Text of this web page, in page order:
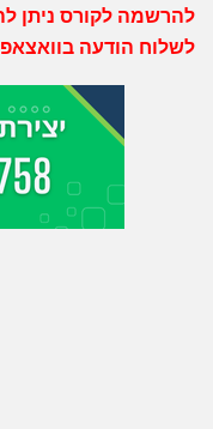
לשלוח הודעה בוואצאפ WHATSAPP